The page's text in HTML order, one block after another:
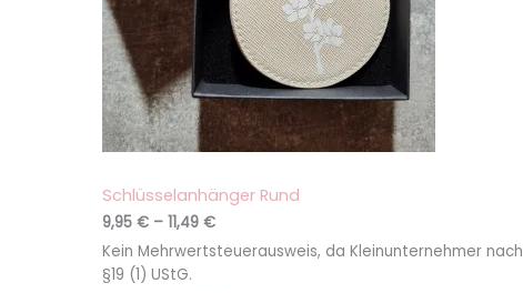
Schlüsselanhänger Rund
9,95 € – 11,49 €
Kein Mehrwertsteuerausweis, da Kleinunternehmer nach
§19 (1) UStG.